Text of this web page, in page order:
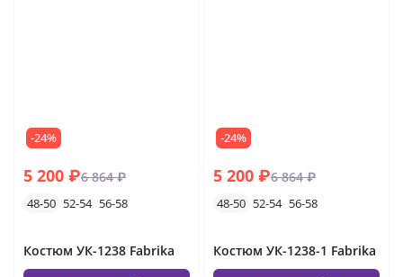
-24%
5 200 ₽6 864 ₽
48-50 52-54 56-58
Костюм УК-1238 Fabrika
-24%
5 200 ₽6 864 ₽
48-50 52-54 56-58
Костюм УК-1238-1 Fabrika